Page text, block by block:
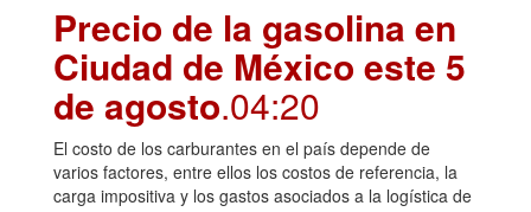
Precio de la gasolina en
Ciudad de México este 5
de agosto.04:20
El costo de los carburantes en el país depende de
varios factores, entre ellos los costos de referencia, la
carga impositiva y los gastos asociados a la logística de